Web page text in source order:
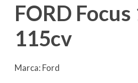
FORD Focus
115cv
Marca: Ford